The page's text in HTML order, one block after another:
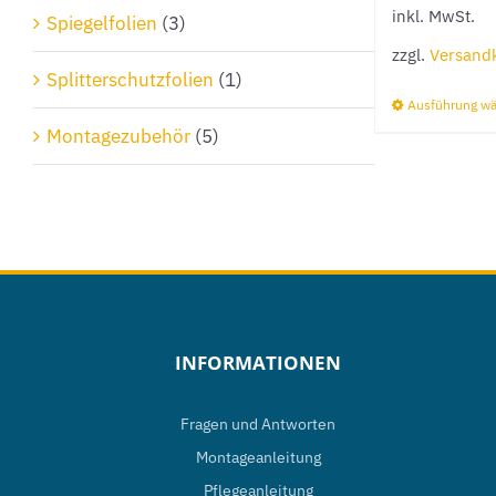
inkl. MwSt.
zzgl.
Ausführung
Spiegelfolien (3)
Splitterschutzfolien (1)
Montagezubehör (5)
INFORMATIONEN
Fragen und Antworten
Montageanleitung
Pflegeanleitung